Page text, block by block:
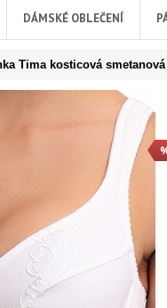
DÁMSKÉ OBLEČENÍ
Tima kosticová smetanová